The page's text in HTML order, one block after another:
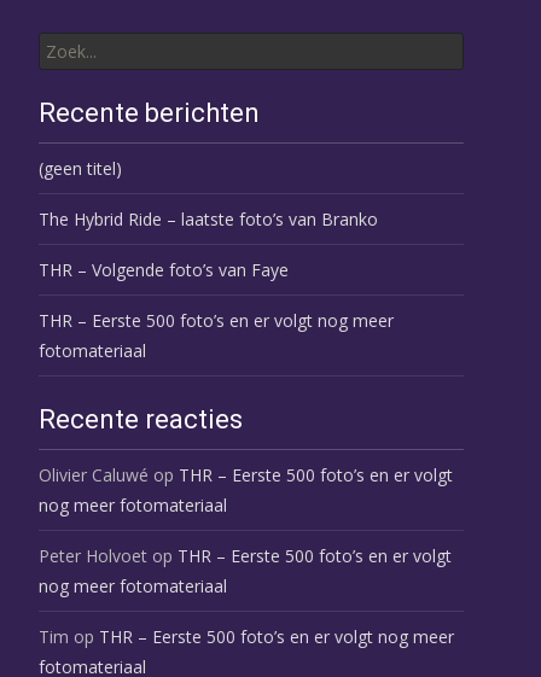
naar:
Recente berichten
(geen titel)
The Hybrid Ride – laatste foto’s van Branko
THR – Volgende foto’s van Faye
THR – Eerste 500 foto’s en er volgt nog meer
fotomateriaal
Recente reacties
Olivier Caluwé op THR – Eerste 500 foto’s en er volgt
nog meer fotomateriaal
Peter Holvoet op THR – Eerste 500 foto’s en er volgt
nog meer fotomateriaal
Tim op THR – Eerste 500 foto’s en er volgt nog meer
fotomateriaal